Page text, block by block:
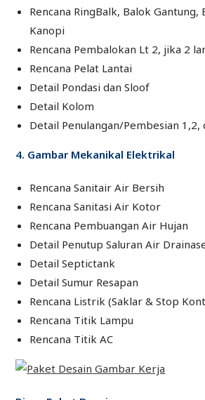
Rencana RingBalk, Balok Gantung,
Kanopi
Rencana Pembalokan Lt 2, jika 2
Rencana Pelat Lantai
Detail Pondasi dan Sloof
Detail Kolom
Detail Penulangan/Pembesian 1,2,
4. Gambar Mekanikal Elektrikal
Rencana Sanitair Air Bersih
Rencana Sanitasi Air Kotor
Rencana Pembuangan Air Hujan
Detail Penutup Saluran Air
Detail Septictank
Detail Sumur Resapan
Rencana Listrik (Saklar & Stop
Rencana Titik Lampu
Rencana Titik AC